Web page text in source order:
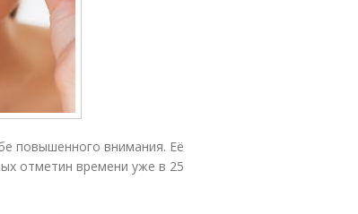
повышенного внимания. Её
отметин времени уже в 25